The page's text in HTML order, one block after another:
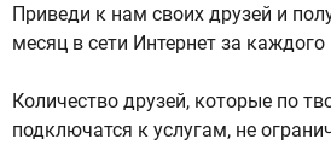
Приведи к нам своих друзей и
месяц в сети Интернет за
Количество друзей, которые по
подключатся к услугам, не